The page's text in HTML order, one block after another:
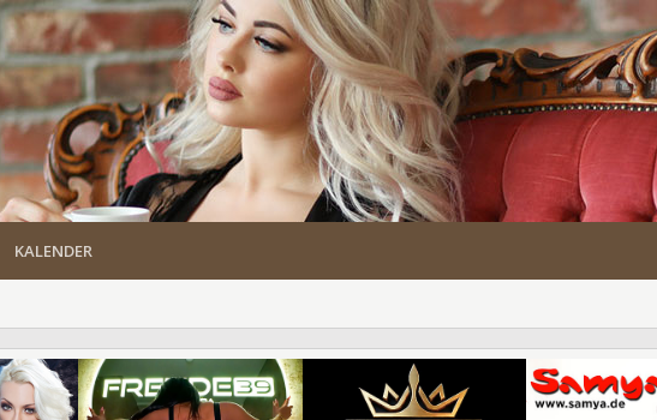
KALENDER